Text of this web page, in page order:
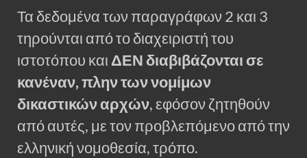
Τα δεδομένα των παραγράφων 2 και 3
τηρούνται από το διαχειριστή του
ιστοτόπου και ΔΕΝ διαβιβάζονται σε
κανέναν, πλην των νομίμων
δικαστικών αρχών, εφόσον ζητηθούν
από αυτές, με τον προβλεπόμενο από την
ελληνική νομοθεσία, τρόπο.